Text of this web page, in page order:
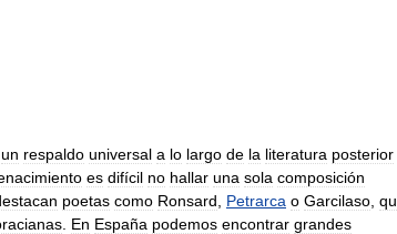
un respaldo universal a lo largo de la literatura posterior
es difícil no hallar una sola composición
poetas como Ronsard Petrarca o Garcilaso
En España podemos encontrar grandes